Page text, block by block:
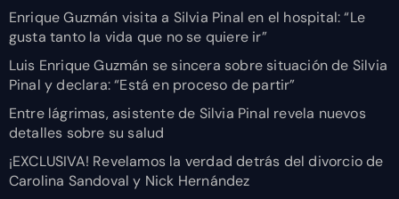
Enrique Guzmán visita a Silvia Pinal en el hospital: “Le
gusta tanto la vida que no se quiere ir”
Luis Enrique Guzmán se sincera sobre situación de Silvia
Pinal y declara: “Está en proceso de partir”
Entre lágrimas, asistente de Silvia Pinal revela nuevos
detalles sobre su salud
¡EXCLUSIVA! Revelamos la verdad detrás del divorcio de
Carolina Sandoval y Nick Hernández